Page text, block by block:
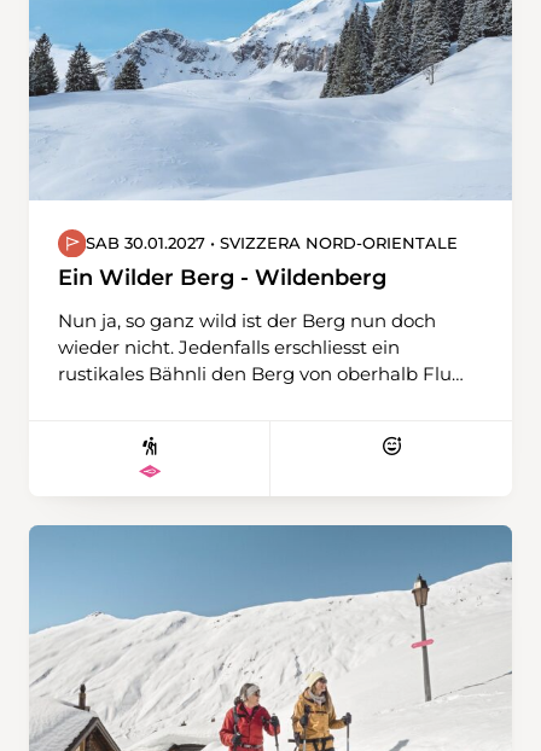
SAB 30.01.2027 • SVIZZERA NORD-ORIENTALE
Ein Wilder Berg - Wildenberg
Nun ja, so ganz wild ist der Berg nun doch
wieder nicht. Jedenfalls erschliesst ein
rustikales Bähnli den Berg von oberhalb Flums
Schönhalden (tönt schon angenehmer)
erwartet uns dann eine verschneite Landschaft
fantastische Schneeschuhtour verspricht. Es
Mädemsvorsäss zum Berggasthaus zur
Einkehr. Und das Bähnli bringt uns sicher
wieder zurück zum Ausgangspunkt. Ein
perfekter Winterausflug in weniger
bekanntem Terrain!